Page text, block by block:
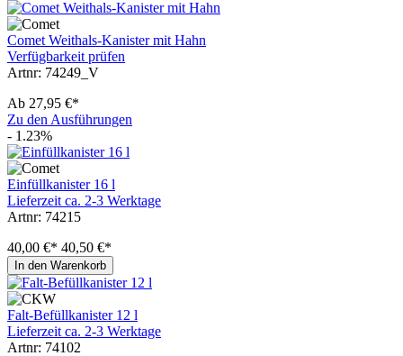
Comet Weithals-Kanister mit Hahn
Verfügbarkeit prüfen
Artnr: 74249_V
Ab 27,95 €*
Zu den Ausführungen
- 1.23%
Einfüllkanister 16 l
Lieferzeit ca. 2-3 Werktage
Artnr: 74215
40,00 €* 40,50 €*
In den Warenkorb
Falt-Befüllkanister 12 l
Lieferzeit ca. 2-3 Werktage
Artnr: 74102